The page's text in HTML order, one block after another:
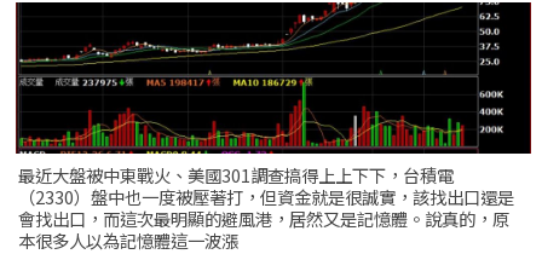
最近大盤被中東戰火、美國301調查搞得上上下下，台積電
（2330）盤中也一度被壓著打，但資金就是很誠實，該找出口還是
會找出口，而這次最明顯的避風港，居然又是記憶體。說真的，原
本很多人以為記憶體這一波漲